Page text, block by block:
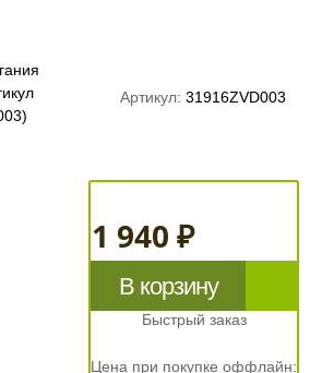
Артикул: 31916ZVD003
1 940 ₽
В корзину
Быстрый заказ
Цена при покупке оффлайн: